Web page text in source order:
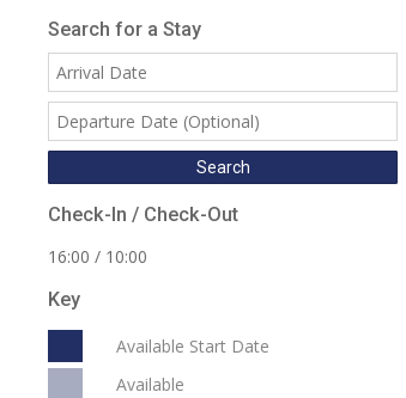
Search for a Stay
Check-In / Check-Out
16:00 / 10:00
Key
Available Start Date
Available